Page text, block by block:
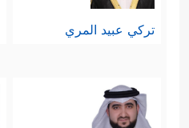
تركي عبيد المري